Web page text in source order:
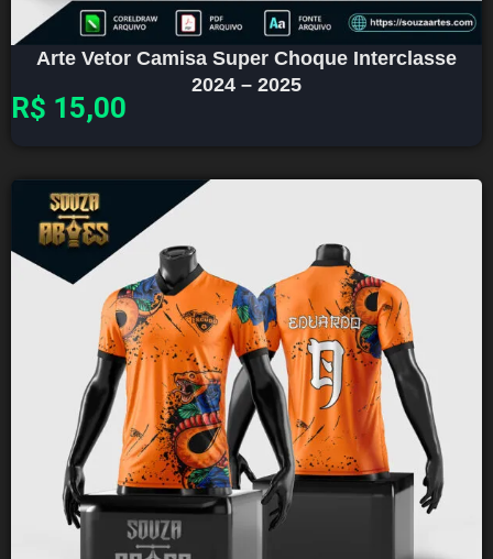
Arte Vetor Camisa Super Choque Interclasse
2024 – 2025
R$ 15,00